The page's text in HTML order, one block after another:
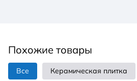
Похожие товары
Все Керамическая плитка